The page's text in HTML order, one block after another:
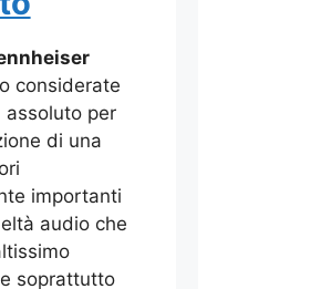
considerate
assoluto per
di una
importanti
audio che
soprattutto